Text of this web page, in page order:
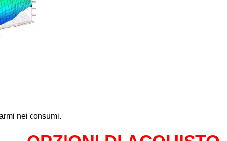
nei consumi.